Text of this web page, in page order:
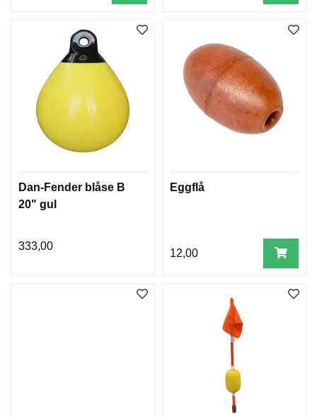
Dan-Fender blåse B
20" gul
333,00
Eggflå
12,00